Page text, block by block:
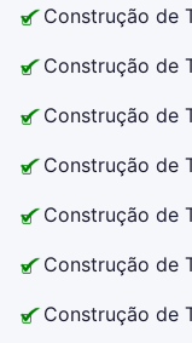
Construção de
Construção de
Construção de
Construção de
Construção de
Construção de
Construção de